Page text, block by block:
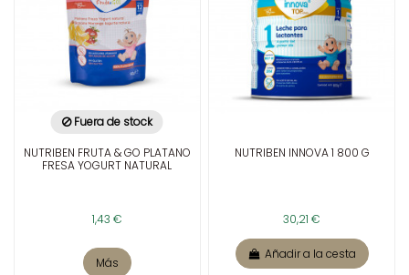
Fuera de stock
NUTRIBEN FRUTA & GO PLATANO
FRESA YOGURT NATURAL
1,43 €
Más
NUTRIBEN INNOVA 1 800 G
30,21 €
Añadir a la cesta